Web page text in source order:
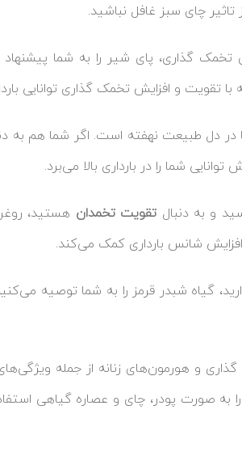
چای سبز غافل نباشید.
تخمک گذاری، پای شیر را به شما
با تقویت و افزایش تخمک گذاری توانایی
در دل طبیعت نهفته است. اگر شما هم به
شما را در بارداری بالا می‌برد.
و به دنبال تقویت تخمدان هستید،
شانس بارداری کمک می‌کند.
گیاه شبدر قرمز را به شما توصیه
و هورمون‌های زنانه از جمله